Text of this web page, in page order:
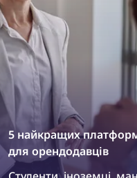
5 найкращих
для орендодавців